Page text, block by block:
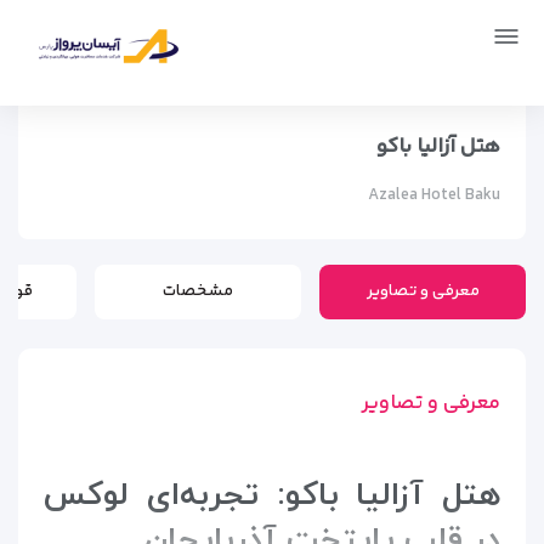
صفحه اصلی هتل آزالیا باکو
هتل آزالیا باکو
Azalea Hotel Baku
معرفی و تصاویر مشخصات
معرفی و تصاویر
هتل آزالیا باکو: تجربه‌ای لوکس